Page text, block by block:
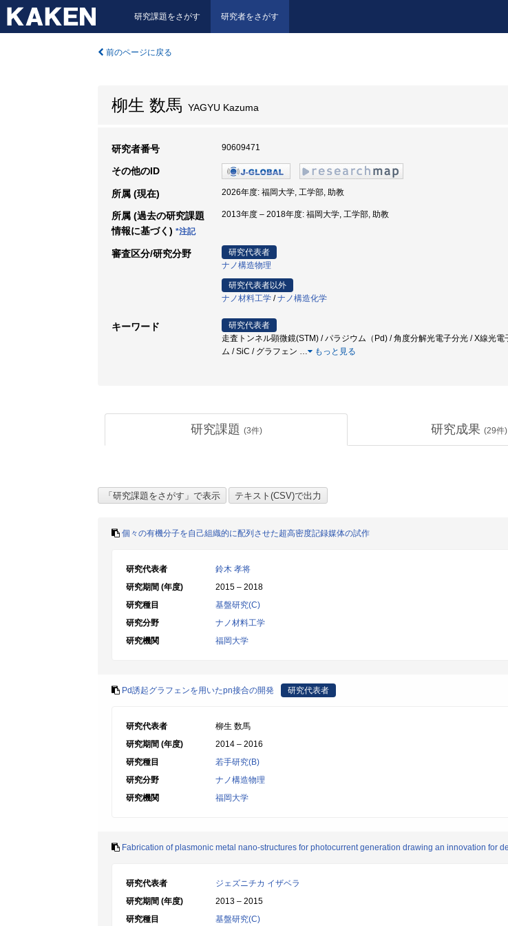
研究課題をさがす 研究者をさがす
前のページに戻る
柳生 数馬 YAGYU Kazuma
研究者番号 90609471
その他のID
所属 (現在) 2026年度: 福岡大学, 工学部, 助教
所属 (過去の研究課題
情報に基づく) *注記
2013年度 – 2018年度: 福岡大学, 工学部, 助教
審査区分/研究分野
研究代表者
ナノ構造物理
研究代表者以外
ナノ材料工学 /ナノ構造化学
キーワード
研究代表者
走査トンネル顕微鏡(STM) / パラジウム（Pd) / 角度分解光電子分光 / X線光
ム / SiC / グラフェン … もっと見る
研究課題 (3件) 研究成果 (29件)
個々の有機分子を自己組織的に配列させた超高密度記録媒体の試作
研究代表者
鈴木 孝将
研究期間 (年度)
2015 – 2018
研究種目
基盤研究(C)
研究分野
ナノ材料工学
研究機関
福岡大学
Pd誘起グラフェンを用いたpn接合の開発 研究代表者
研究代表者
柳生 数馬
研究期間 (年度)
2014 – 2016
研究種目
若手研究(B)
研究分野
ナノ構造物理
研究機関
福岡大学
Fabrication of plasmonic metal nano-structures for photocurrent generation drawing an innovation for
研究代表者
ジェズニチカ イザベラ
研究期間 (年度)
2013 – 2015
研究種目
基盤研究(C)